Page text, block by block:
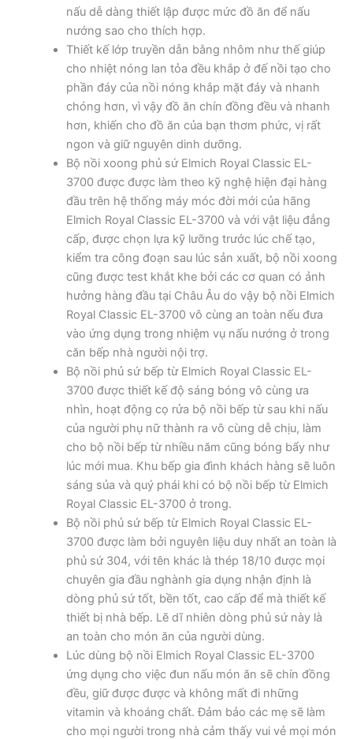
nấu dễ dàng thiết lập được mức đồ ăn để nấu
nướng sao cho thích hợp.
Thiết kế lớp truyền dẫn bằng nhôm như thế giúp
cho nhiệt nóng lan tỏa đều khắp ở đế nồi tạo cho
phần đáy của nồi nóng khắp mặt đáy và nhanh
chóng hơn, vì vậy đồ ăn chín đồng đều và nhanh
hơn, khiến cho đồ ăn của bạn thơm phức, vị rất
ngon và giữ nguyên dinh dưỡng.
Bộ nồi xoong phủ sứ Elmich Royal Classic EL-
3700 được được làm theo kỹ nghệ hiện đại hàng
đầu trên hệ thống máy móc đời mới của hãng
Elmich Royal Classic EL-3700 và với vật liệu đẳng
cấp, được chọn lựa kỹ lưỡng trước lúc chế tạo,
kiểm tra công đoạn sau lúc sản xuất, bộ nồi xoong
cũng được test khắt khe bởi các cơ quan có ảnh
hưởng hàng đầu tại Châu Âu do vậy bộ nồi Elmich
Royal Classic EL-3700 vô cùng an toàn nếu đưa
vào ứng dụng trong nhiệm vụ nấu nướng ở trong
căn bếp nhà người nội trợ.
Bộ nồi phủ sứ bếp từ Elmich Royal Classic EL-
3700 được thiết kế độ sáng bóng vô cùng ưa
nhìn, hoạt động cọ rửa bộ nồi bếp từ sau khi nấu
của người phụ nữ thành ra vô cùng dễ chịu, làm
cho bộ nồi bếp từ nhiều năm cũng bóng bẩy như
lúc mới mua. Khu bếp gia đình khách hàng sẽ luôn
sáng sủa và quý phái khi có bộ nồi bếp từ Elmich
Royal Classic EL-3700 ở trong.
Bộ nồi phủ sứ bếp từ Elmich Royal Classic EL-
3700 được làm bởi nguyên liệu duy nhất an toàn là
phủ sứ 304, với tên khác là thép 18/10 được mọi
chuyên gia đầu nghành gia dụng nhận định là
dòng phủ sứ tốt, bền tốt, cao cấp để mà thiết kế
thiết bị nhà bếp. Lẽ dĩ nhiên dòng phủ sứ này là
an toàn cho món ăn của người dùng.
Lúc dùng bộ nồi Elmich Royal Classic EL-3700
ứng dụng cho việc đun nấu món ăn sẽ chín đồng
đều, giữ được được và không mất đi những
vitamin và khoáng chất. Đảm bảo các mẹ sẽ làm
cho mọi người trong nhà cảm thấy vui vẻ mọi món